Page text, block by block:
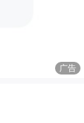
广告